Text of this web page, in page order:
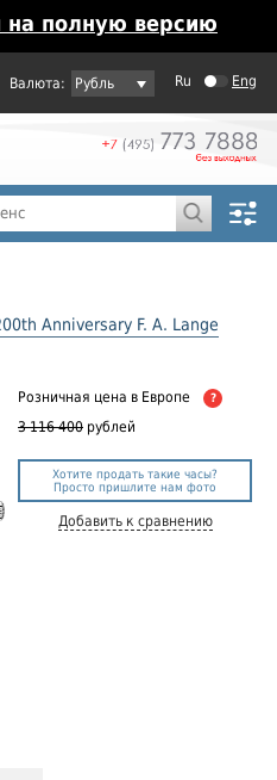
на полную версию
Рубль Ru Eng
Anniversary F. A. Lange
Розничная цена в Европе ?
3 116 400 рублей
Хотите продать такие часы?
Просто пришлите нам фото
Добавить к сравнению